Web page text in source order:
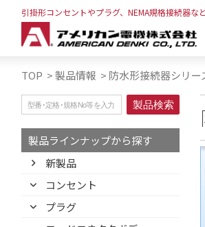
引掛形コンセントやプラグ、NEMA規格接続器な
TOP >製品情報 > 防水形接続器シリー
製品ラインナップから探す
新製品
コンセント
プラグ